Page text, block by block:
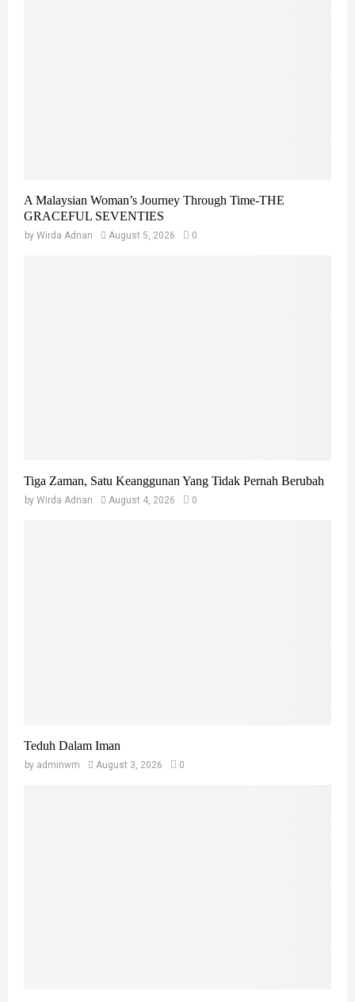
A Malaysian Woman’s Journey Through Time-THE
GRACEFUL SEVENTIES
by Wirda Adnan August 5, 2026 0
Tiga Zaman, Satu Keanggunan Yang Tidak Pernah Berubah
by Wirda Adnan August 4, 2026 0
Teduh Dalam Iman
by adminwm August 3, 2026 0